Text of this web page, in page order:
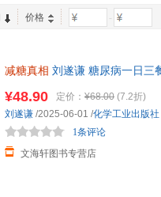
价格 -
减糖真相 刘遂谦 糖尿病一日三
¥48.90 定价： ¥68.00 (7.2折)
文海轩图书专营店
1条评论
刘遂谦 /2025-06-01 /化学工业出版社